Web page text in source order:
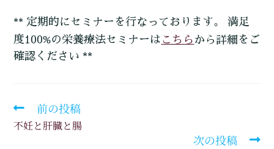
** 定期的にセミナーを行なっております。 満足
度100%の栄養療法セミナーは こちら から詳細をご
確認ください **
前の投稿
不妊と肝臓と腸
次の投稿